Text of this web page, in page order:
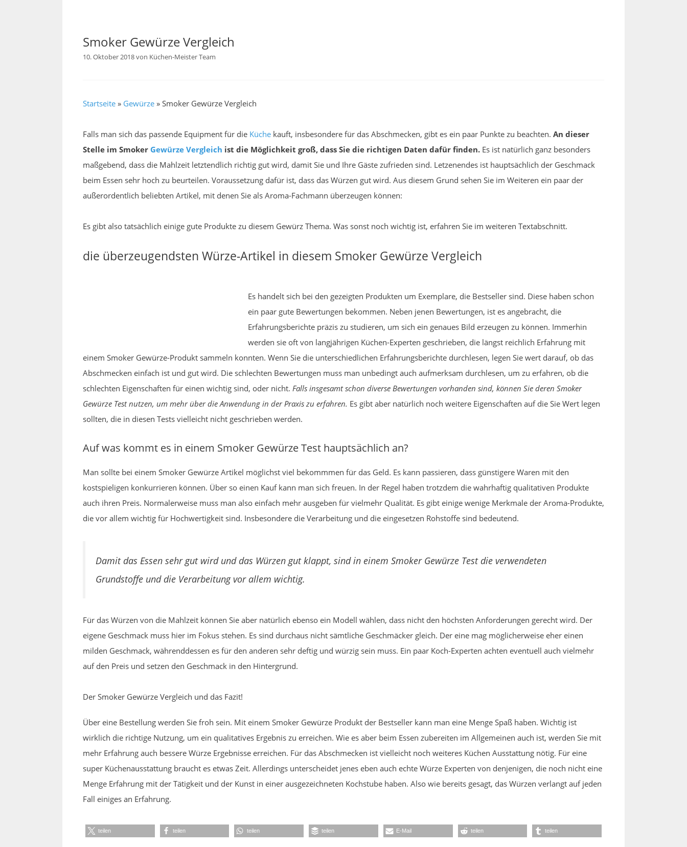
Smoker Gewürze Vergleich
10. Oktober 2018von Küchen-Meister Team
Startseite » Gewürze » Smoker Gewürze Vergleich
Falls man sich das passende Equipment für die Küche kauft, insbesondere für das Abschmecken, gibt es ein paar Punkte zu beachten. An dieser
Stelle im Smoker Gewürze Vergleich ist die Möglichkeit groß, dass Sie die richtigen Daten dafür finden. Es ist natürlich ganz besonders
maßgebend, dass die Mahlzeit letztendlich richtig gut wird, damit Sie und Ihre Gäste zufrieden sind. Letzenendes ist hauptsächlich der Geschmack
beim Essen sehr hoch zu beurteilen. Voraussetzung dafür ist, dass das Würzen gut wird. Aus diesem Grund sehen Sie im Weiteren ein paar der
außerordentlich beliebten Artikel, mit denen Sie als Aroma-Fachmann überzeugen können:
Es gibt also tatsächlich einige gute Produkte zu diesem Gewürz Thema. Was sonst noch wichtig ist, erfahren Sie im weiteren Textabschnitt.
die überzeugendsten Würze-Artikel in diesem Smoker Gewürze Vergleich
Es handelt sich bei den gezeigten Produkten um Exemplare, die Bestseller sind. Diese haben schon
ein paar gute Bewertungen bekommen. Neben jenen Bewertungen, ist es angebracht, die
Erfahrungsberichte präzis zu studieren, um sich ein genaues Bild erzeugen zu können. Immerhin
werden sie oft von langjährigen Küchen-Experten geschrieben, die längst reichlich Erfahrung mit
einem Smoker Gewürze-Produkt sammeln konnten. Wenn Sie die unterschiedlichen Erfahrungsberichte durchlesen, legen Sie wert darauf, ob das
Abschmecken einfach ist und gut wird. Die schlechten Bewertungen muss man unbedingt auch aufmerksam durchlesen, um zu erfahren, ob die
schlechten Eigenschaften für einen wichtig sind, oder nicht. Falls insgesamt schon diverse Bewertungen vorhanden sind, können Sie deren Smoker
Gewürze Test nutzen, um mehr über die Anwendung in der Praxis zu erfahren. Es gibt aber natürlich noch weitere Eigenschaften auf die Sie Wert legen
sollten, die in diesen Tests vielleicht nicht geschrieben werden.
Auf was kommt es in einem Smoker Gewürze Test hauptsächlich an?
Man sollte bei einem Smoker Gewürze Artikel möglichst viel bekommmen für das Geld. Es kann passieren, dass günstigere Waren mit den
kostspieligen konkurrieren können. Über so einen Kauf kann man sich freuen. In der Regel haben trotzdem die wahrhaftig qualitativen Produkte
auch ihren Preis. Normalerweise muss man also einfach mehr ausgeben für vielmehr Qualität. Es gibt einige wenige Merkmale der Aroma-Produkte,
die vor allem wichtig für Hochwertigkeit sind. Insbesondere die Verarbeitung und die eingesetzen Rohstoffe sind bedeutend.
Damit das Essen sehr gut wird und das Würzen gut klappt, sind in einem Smoker Gewürze Test die verwendeten
Grundstoffe und die Verarbeitung vor allem wichtig.
Für das Würzen von die Mahlzeit können Sie aber natürlich ebenso ein Modell wählen, dass nicht den höchsten Anforderungen gerecht wird. Der
eigene Geschmack muss hier im Fokus stehen. Es sind durchaus nicht sämtliche Geschmäcker gleich. Der eine mag möglicherweise eher einen
milden Geschmack, währenddessen es für den anderen sehr deftig und würzig sein muss. Ein paar Koch-Experten achten eventuell auch vielmehr
auf den Preis und setzen den Geschmack in den Hintergrund.
Der Smoker Gewürze Vergleich und das Fazit!
Über eine Bestellung werden Sie froh sein. Mit einem Smoker Gewürze Produkt der Bestseller kann man eine Menge Spaß haben. Wichtig ist
wirklich die richtige Nutzung, um ein qualitatives Ergebnis zu erreichen. Wie es aber beim Essen zubereiten im Allgemeinen auch ist, werden Sie mit
mehr Erfahrung auch bessere Würze Ergebnisse erreichen. Für das Abschmecken ist vielleicht noch weiteres Küchen Ausstattung nötig. Für eine
super Küchenausstattung braucht es etwas Zeit. Allerdings unterscheidet jenes eben auch echte Würze Experten von denjenigen, die noch nicht eine
Menge Erfahrung mit der Tätigkeit und der Kunst in einer ausgezeichneten Kochstube haben. Also wie bereits gesagt, das Würzen verlangt auf jeden
Fall einiges an Erfahrung.
teilen teilen teilen teilen E-Mail teilen teilen